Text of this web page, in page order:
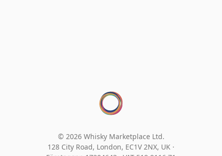
© 2026 Whisky Marketplace Ltd.
128 City Road, London, EC1V 2NX, UK ·